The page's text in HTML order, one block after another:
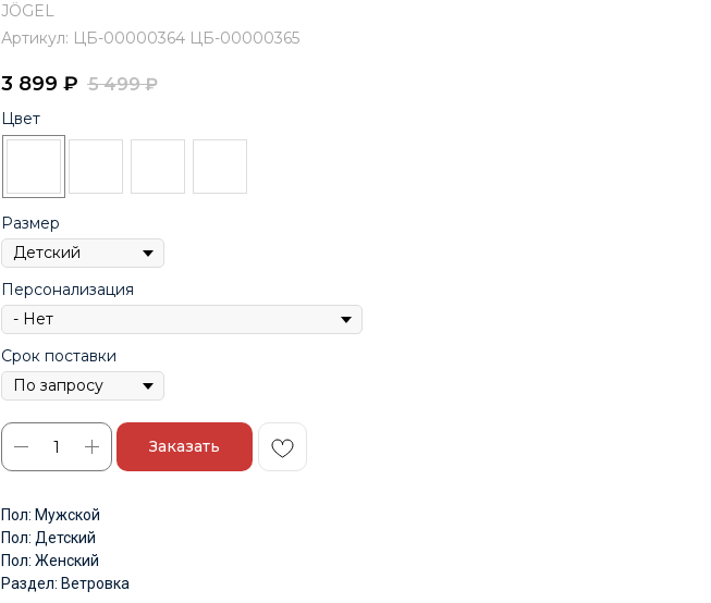
JÖGEL
Артикул: ЦБ-00000364 ЦБ-00000365
3 899 ₽ 5 499 ₽
Цвет
Размер
Персонализация
Срок поставки
Заказать
Пол: Мужской
Пол: Детский
Пол: Женский
Раздел: Ветровка